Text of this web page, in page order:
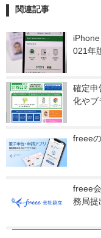
関連記事
021年
確定申
化やブ
freee
freee
務局提